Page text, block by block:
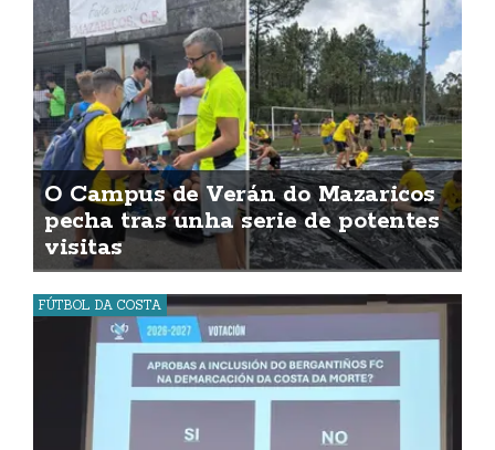
O Campus de Verán do Mazaricos
pecha tras unha serie de potentes
visitas
FÚTBOL DA COSTA